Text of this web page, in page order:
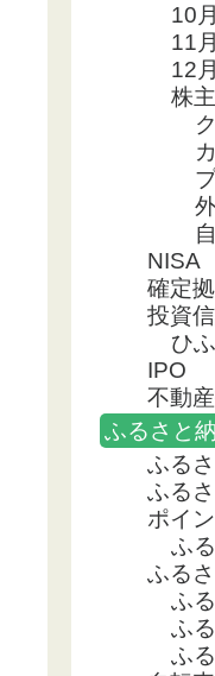
10
11
12
株
NISA
確定
投資
ひ
IPO
不動
ふるさと
ふる
ふる
ポイ
ふ
ふる
ふ
ふ
ふ